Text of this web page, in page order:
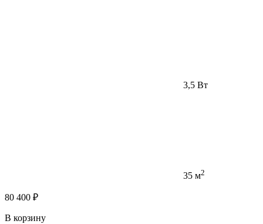
3,5 Вт
35 м2
80 400 ₽
В корзину